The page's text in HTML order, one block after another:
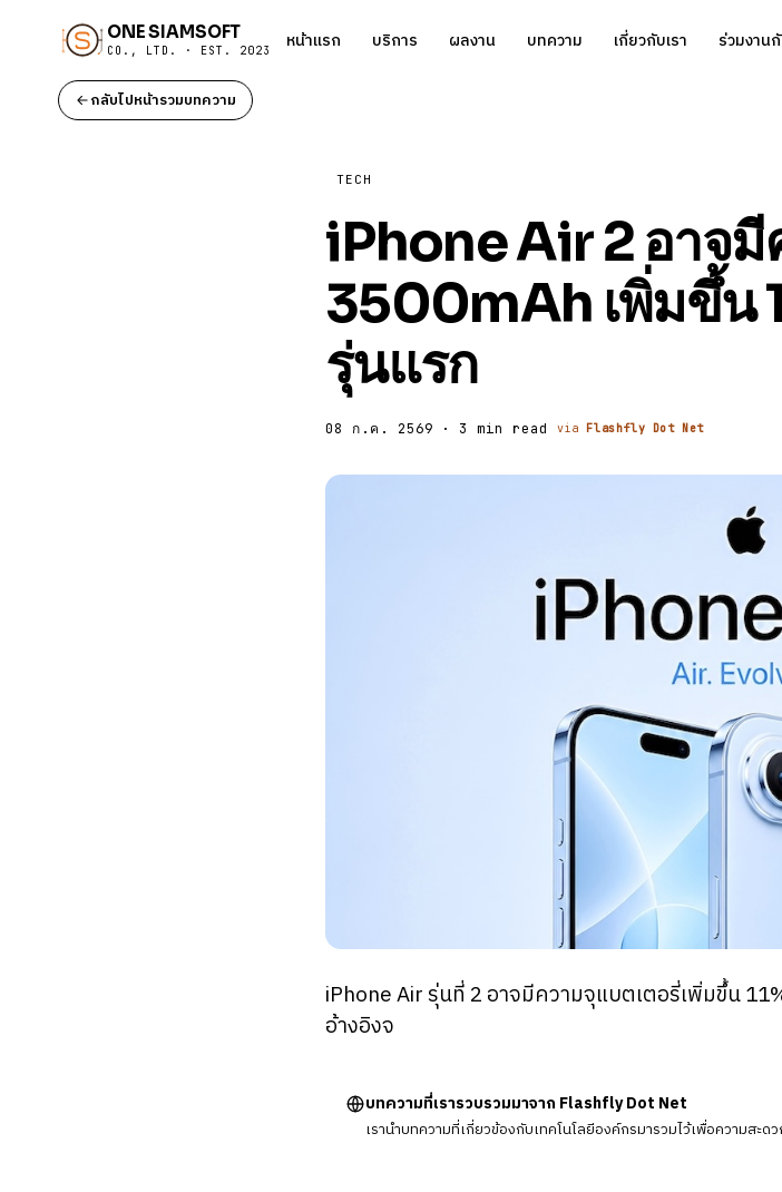
ONE SIAMSOFT
CO., LTD. · EST. 2023 หน้าแรก บริการ ผลงาน บทความ เกี่ยวกับเรา ร่วมงาน
กลับไปหน้ารวมบทความ
TECH
iPhone Air 2 อาจมี
3500mAh เพิ่มขึ้น
รุ่นแรก
08 ก.ค. 2569 · 3 min read via Flashfly Dot Net
iPhone Air รุ่นที่ 2 อาจมีความจุแบตเตอรี่เพิ่มขึ้น
อ้างอิงจ
บทความที่เรารวบรวมมาจาก Flashfly Dot Net
เรานำบทความที่เกี่ยวข้องกับเทคโนโลยีองค์กรมารวมไว้เพื่อความสะด